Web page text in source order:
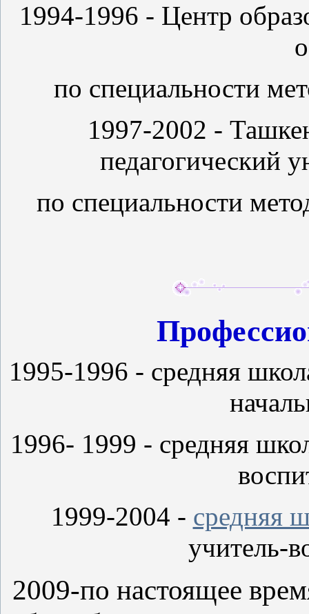
1994-1996 - Центр
по специальности
1997-2002 -
педагогический
по специальности
1995-1996 - средняя
1996- 1999 - средняя
1999-2004 - средняя
учитель-
2009-по настоящее